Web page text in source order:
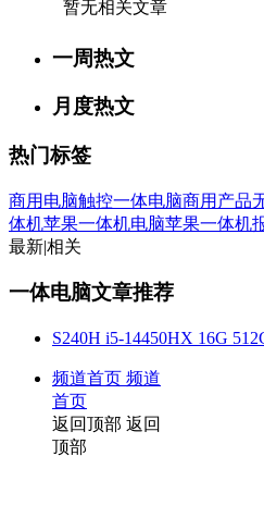
暂无相关文章
一周热文
月度热文
热门标签
商用电脑触控一体电脑商用产品
体机苹果一体机电脑苹果一体机
最新|相关
一体电脑文章推荐
S240H i5-14450HX 16G
频道首页 频道
首页
返回顶部 返回
顶部